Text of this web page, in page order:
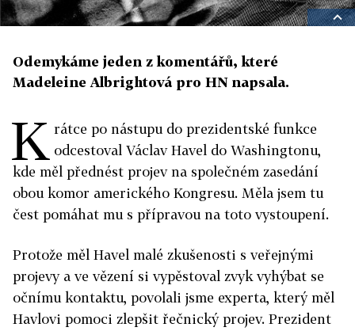
Odemykáme jeden z komentářů, které
Madeleine Albrightová pro HN napsala.
K rátce po nástupu do prezidentské funkce
odcestoval Václav Havel do Washingtonu,
kde měl přednést projev na společném zasedání
obou komor amerického Kongresu. Měla jsem tu
čest pomáhat mu s přípravou na toto vystoupení.
Protože měl Havel malé zkušenosti s veřejnými
projevy a ve vězení si vypěstoval zvyk vyhýbat se
očnímu kontaktu, povolali jsme experta, který měl
Havlovi pomoci zlepšit řečnický projev. Prezident